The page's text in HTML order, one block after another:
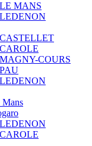
MANS
COURS